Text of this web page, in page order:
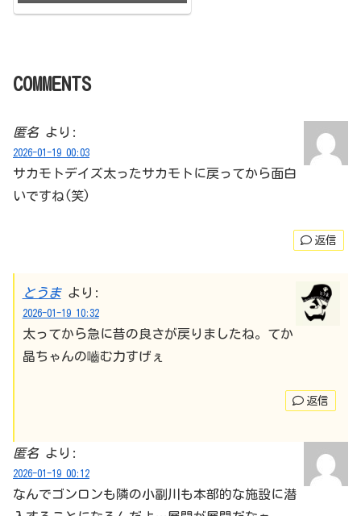
COMMENTS
匿名 より:
2026-01-19 00:03
サカモトデイズ太ったサカモトに戻ってから面白
いですね(笑)
返信
とうま より:
2026-01-19 10:32
太ってから急に昔の良さが戻りましたね。てか
晶ちゃんの嚙む力すげぇ
返信
匿名 より:
2026-01-19 00:12
なんでゴンロンも隣の小副川も本部的な施設に潜